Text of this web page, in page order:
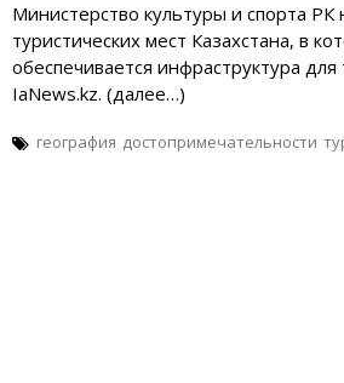
Министерство культуры и спорта
туристических мест Казахстана, в
обеспечивается инфраструктура
IaNews.kz. (далее…)
география достопримечательности